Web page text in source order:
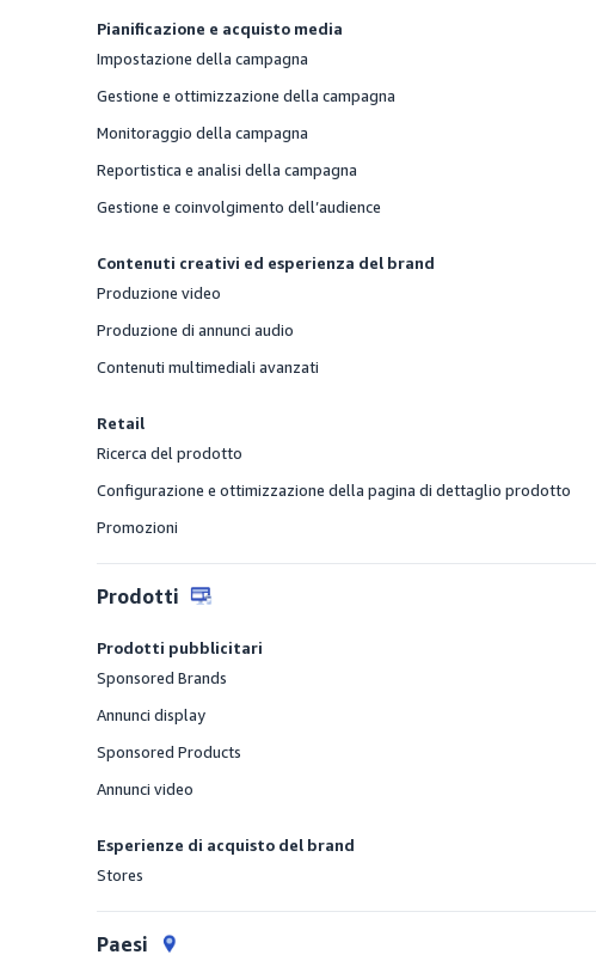
Pianificazione e acquisto media
Fornito
Impostazione della campagna
Fornito
Gestione e ottimizzazione della campagna
Fornito
Monitoraggio della campagna
Fornito
Reportistica e analisi della campagna
Fornito
Gestione e coinvolgimento dell’audience
Contenuti creativi ed esperienza del brand
Fornito
Produzione video
Fornito
Produzione di annunci audio
Fornito
Contenuti multimediali avanzati
Retail
Fornito
Ricerca del prodotto
Fornito
Configurazione e ottimizzazione della pagina di dettaglio prodotto
Fornito
Promozioni
Prodotti
Prodotti pubblicitari
Fornito
Sponsored Brands
Fornito
Annunci display
Fornito
Sponsored Products
Fornito
Annunci video
Esperienze di acquisto del brand
Fornito
Stores
Paesi